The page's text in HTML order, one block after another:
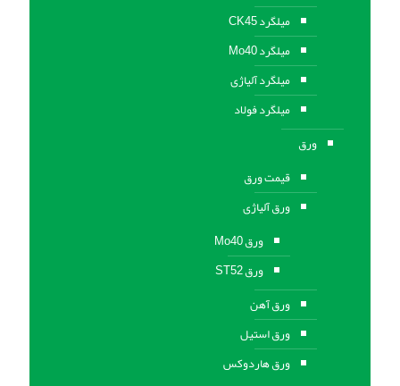
میلگرد CK45
میلگرد Mo40
میلگرد آلیاژی
میلگرد فولاد
ورق
قیمت ورق
ورق آلیاژی
ورق Mo40
ورق ST52
ورق آهن
ورق استيل
ورق هاردوکس